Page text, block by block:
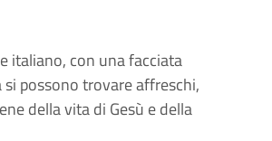
italiano, con una facciata
possono trovare affreschi,
della vita di Gesù e della